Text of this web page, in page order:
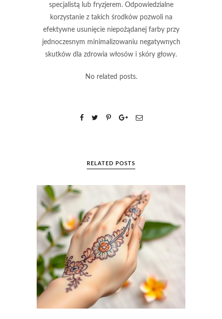
specjalistą lub fryzjerem. Odpowiedzialne
korzystanie z takich środków pozwoli na
efektywne usunięcie niepożądanej farby przy
jednoczesnym minimalizowaniu negatywnych
skutków dla zdrowia włosów i skóry głowy.
No related posts.
RELATED POSTS